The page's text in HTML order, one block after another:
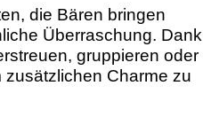
die Bären bringen
Überraschung. Dank
gruppieren oder
Charme zu